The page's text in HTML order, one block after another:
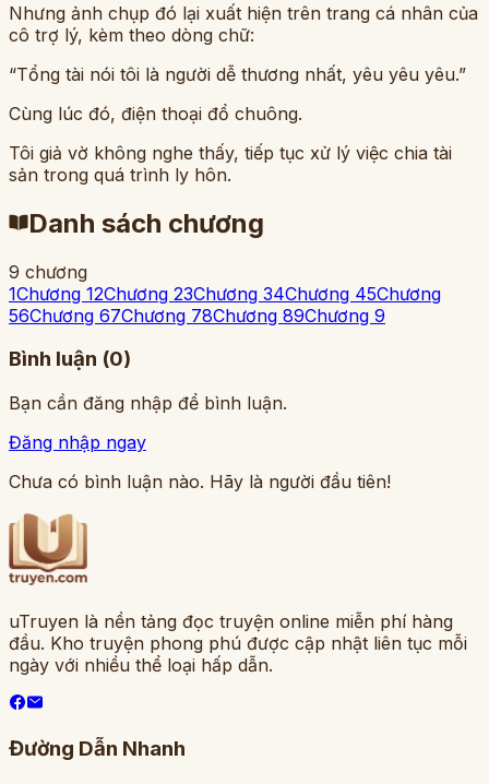
Nhưng ảnh chụp đó lại xuất hiện trên trang cá nhân của
cô trợ lý, kèm theo dòng chữ:
“Tổng tài nói tôi là người dễ thương nhất, yêu yêu yêu.”
Cùng lúc đó, điện thoại đổ chuông.
Tôi giả vờ không nghe thấy, tiếp tục xử lý việc chia tài
sản trong quá trình ly hôn.
Danh sách chương
9 chương
1Chương 12Chương 23Chương 34Chương 45Chương
56Chương 67Chương 78Chương 89Chương 9
Bình luận (0)
Bạn cần đăng nhập để bình luận.
Đăng nhập ngay
Chưa có bình luận nào. Hãy là người đầu tiên!
uTruyen là nền tảng đọc truyện online miễn phí hàng
đầu. Kho truyện phong phú được cập nhật liên tục mỗi
ngày với nhiều thể loại hấp dẫn.
Đường Dẫn Nhanh